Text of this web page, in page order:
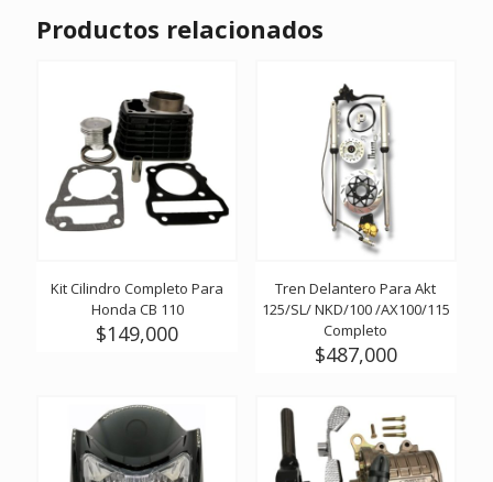
Productos relacionados
Kit Cilindro Completo Para
Honda CB 110
$149,000
Tren Delantero Para Akt
125/SL/ NKD/100 /AX100/115
Completo
$487,000